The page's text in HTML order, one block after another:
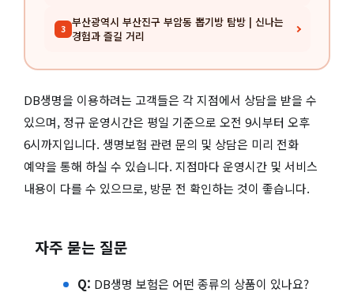
3 부산광역시 부산진구 부암동 뽑기방 탐방 | 신나는
경험과 즐길 거리
DB생명을 이용하려는 고객들은 각 지점에서 상담을 받을 수
있으며, 정규 운영시간은 평일 기준으로 오전 9시부터 오후
6시까지입니다. 생명보험 관련 문의 및 상담은 미리 전화
예약을 통해 하실 수 있습니다. 지점마다 운영시간 및 서비스
내용이 다를 수 있으므로, 방문 전 확인하는 것이 좋습니다.
자주 묻는 질문
Q: DB생명 보험은 어떤 종류의 상품이 있나요?